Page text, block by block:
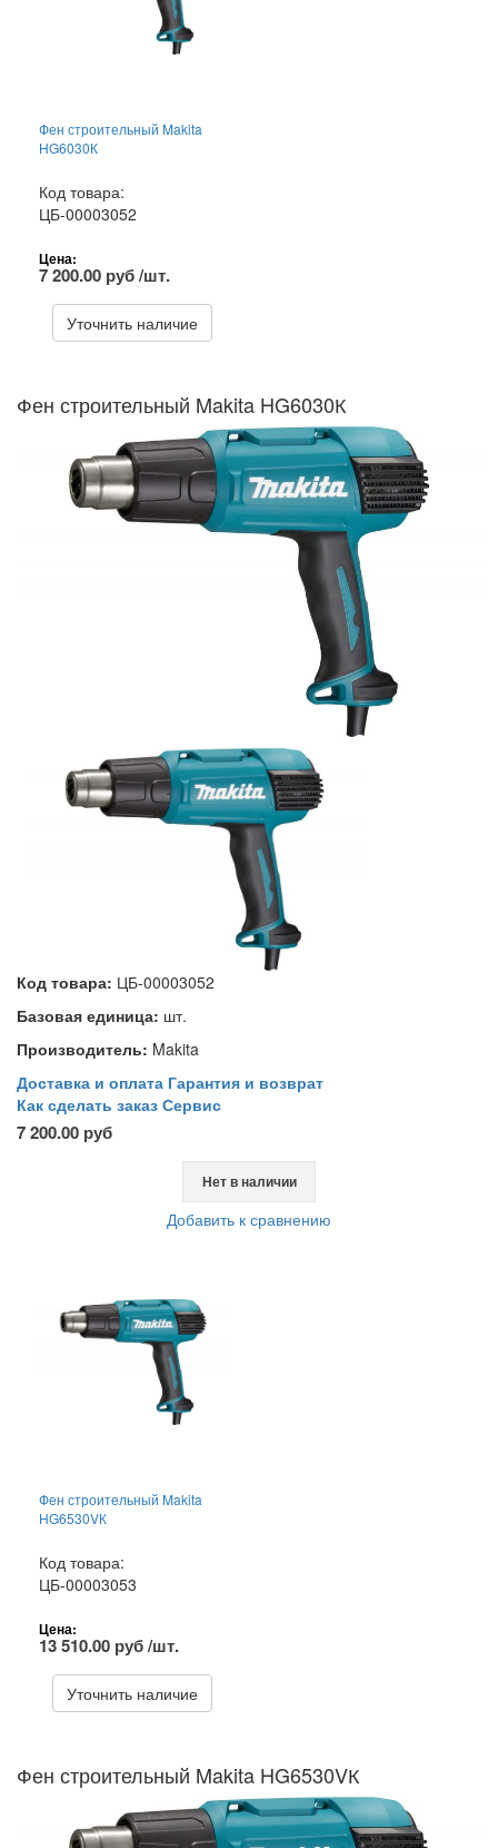
Фен строительный Makita
HG6030К
Код товара:
ЦБ-00003052
Цена:
7 200.00 руб /шт.
Уточнить наличие
Фен строительный Makita HG6030К
Код товара: ЦБ-00003052
Базовая единица: шт.
Производитель: Makita
Доставка и оплата Гарантия и возврат
Как сделать заказ Сервис
7 200.00 руб
Нет в наличии
Добавить к сравнению
Фен строительный Makita
HG6530VК
Код товара:
ЦБ-00003053
Цена:
13 510.00 руб /шт.
Уточнить наличие
Фен строительный Makita HG6530VК